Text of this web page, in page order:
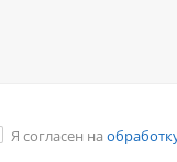
Я согласен на